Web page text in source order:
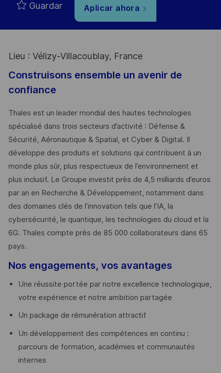
Guardar Aplicar ahora
Lieu : Vélizy-Villacoublay, France
Construisons ensemble un avenir de
confiance
Thales est un leader mondial des hautes technologies
spécialisé dans trois secteurs d’activité : Défense &
Sécurité, Aéronautique & Spatial, et Cyber & Digital. Il
développe des produits et solutions qui contribuent à un
monde plus sûr, plus respectueux de l’environnement et
plus inclusif. Le Groupe investit près de 4,5 milliards d’euros
par an en Recherche & Développement, notamment dans
des domaines clés de l’innovation tels que l’IA, la
cybersécurité, le quantique, les technologies du cloud et la
6G. Thales compte près de 85 000 collaborateurs dans 65
pays. ​
Nos engagements, vos avantages
Une réussite portée par notre excellence technologique,
votre expérience et notre ambition partagée
Un package de rémunération attractif
Un développement des compétences en continu :
parcours de formation, académies et communautés
internes